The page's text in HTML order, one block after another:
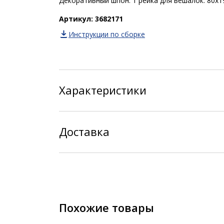
Артикул: 3682171
Инструкции по сборке
Характеристики
Доставка
Похожие товары